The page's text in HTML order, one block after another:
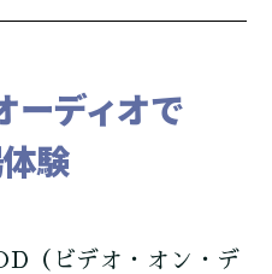
ーディオで
験
（ビデオ・オン・デ